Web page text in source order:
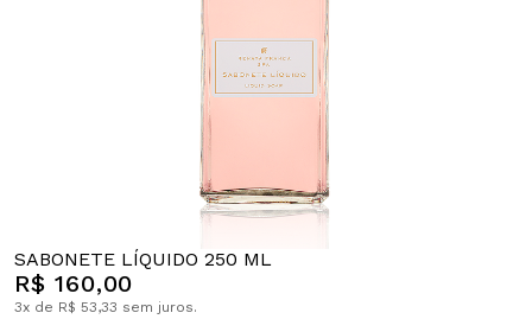
SABONETE LÍQUIDO 250 ML
R$ 160,00
3x de R$ 53,33 sem juros.